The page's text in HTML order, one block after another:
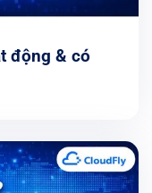
động & có